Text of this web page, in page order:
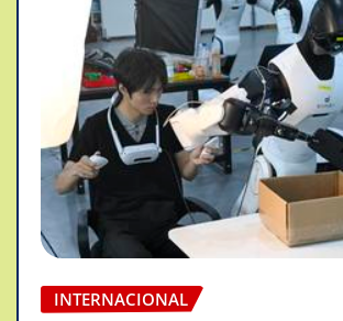
INTERNACIONAL